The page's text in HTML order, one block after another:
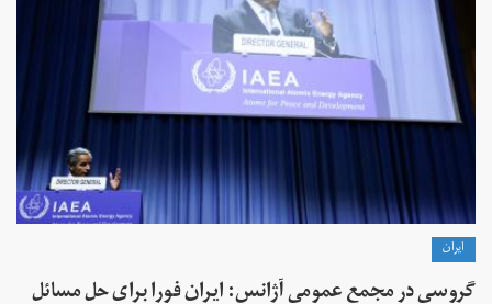
ايران
گروسی در مجمع عمومی آژانس: ایران فورا برای حل مسائل